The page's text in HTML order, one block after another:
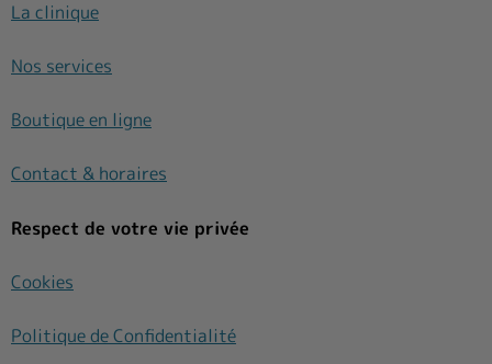
La clinique
Nos services
Boutique en ligne
Contact & horaires
Respect de votre vie privée
Cookies
Politique de Confidentialité